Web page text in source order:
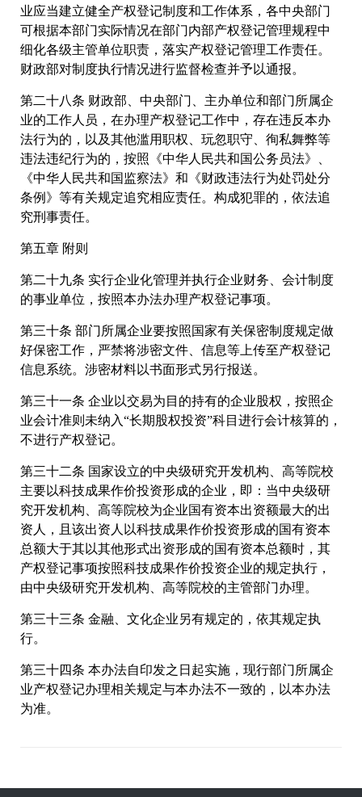
业应当建立健全产权登记制度和工作体系，各中央部门
可根据本部门实际情况在部门内部产权登记管理规程中
细化各级主管单位职责，落实产权登记管理工作责任。
财政部对制度执行情况进行监督检查并予以通报。
第二十八条 财政部、中央部门、主办单位和部门所属企
业的工作人员，在办理产权登记工作中，存在违反本办
法行为的，以及其他滥用职权、玩忽职守、徇私舞弊等
违法违纪行为的，按照《中华人民共和国公务员法》、
《中华人民共和国监察法》和《财政违法行为处罚处分
条例》等有关规定追究相应责任。构成犯罪的，依法追
究刑事责任。
第五章 附则
第二十九条 实行企业化管理并执行企业财务、会计制度
的事业单位，按照本办法办理产权登记事项。
第三十条 部门所属企业要按照国家有关保密制度规定做
好保密工作，严禁将涉密文件、信息等上传至产权登记
信息系统。涉密材料以书面形式另行报送。
第三十一条 企业以交易为目的持有的企业股权，按照企
业会计准则未纳入“长期股权投资”科目进行会计核算的，
不进行产权登记。
第三十二条 国家设立的中央级研究开发机构、高等院校
主要以科技成果作价投资形成的企业，即：当中央级研
究开发机构、高等院校为企业国有资本出资额最大的出
资人，且该出资人以科技成果作价投资形成的国有资本
总额大于其以其他形式出资形成的国有资本总额时，其
产权登记事项按照科技成果作价投资企业的规定执行，
由中央级研究开发机构、高等院校的主管部门办理。
第三十三条 金融、文化企业另有规定的，依其规定执
行。
第三十四条 本办法自印发之日起实施，现行部门所属企
业产权登记办理相关规定与本办法不一致的，以本办法
为准。